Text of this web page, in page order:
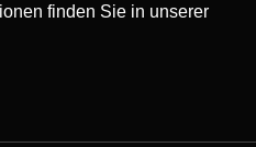
finden Sie in unserer